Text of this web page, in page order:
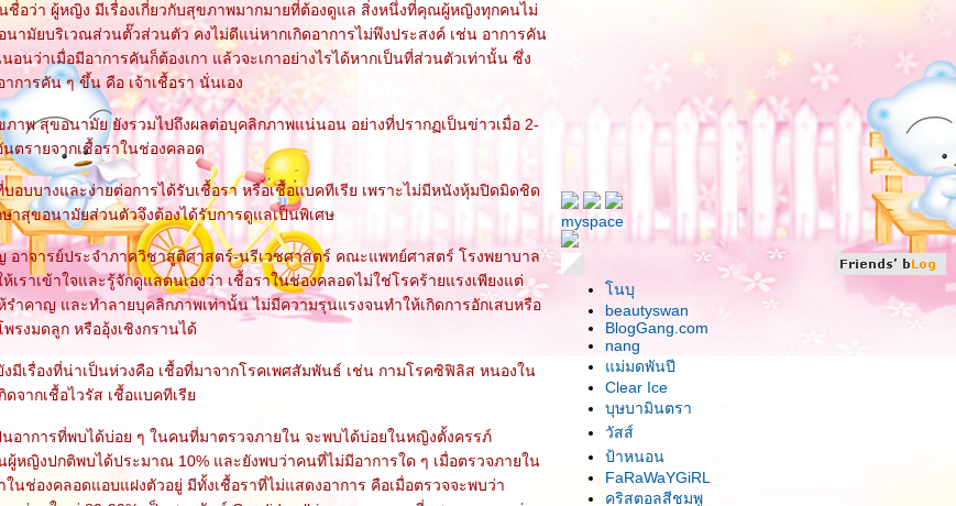
ชื่อว่า ผู้หญิง มีเรื่องเกี่ยวกับสุขภาพมากมายที่ต้องดูแล สิ่งหนึ่งที่คุณผู้หญิงทุกคนไม่
นามัยบริเวณส่วนตั๊วส่วนตัว คงไม่ดีแน่หากเกิดอาการไม่พึงประสงค์ เช่น อาการคัน
นว่าเมื่อมีอาการคันก็ต้องเกา แล้วจะเกาอย่างไรได้หากเป็นที่ส่วนตัวเท่านั้น ซึ่ง
าการคัน ๆ ขึ้น คือ เจ้าเชื้อรา นั่นเอง
าพ สุขอนามัย ยังรวมไปถึงผลต่อบุคลิกภาพแน่นอน อย่างที่ปรากฏเป็นข่าวเมื่อ 2-
ตรายจากเชื้อราในช่องคลอด
อบบางและง่ายต่อการได้รับเชื้อรา หรือเชื้อแบคทีเรีย เพราะไม่มีหนังหุ้มปิดมิดชิด
ษาสุขอนามัยส่วนตัวจึงต้องได้รับการดูแลเป็นพิเศษ
อาจารย์ประจำภาควิชาสูติศาสตร์-นรีเวชศาสตร์ คณะแพทย์ศาสตร์ โรงพยาบาล
เราเข้าใจและรู้จักดูแลตนเองว่า เชื้อราในช่องคลอดไม่ใช่โรคร้ายแรงเพียงแต่
รำคาญ และทำลายบุคลิกภาพเท่านั้น ไม่มีความรุนแรงจนทำให้เกิดการอักเสบหรือ
รงมดลูก หรืออุ้งเชิงกรานได้
เรื่องที่น่าเป็นห่วงคือ เชื้อที่มาจากโรคเพศสัมพันธ์ เช่น กามโรคซิฟิลิส หนองใน
จากเชื้อไวรัส เชื้อแบคทีเรี
นอาการที่พบได้บ่อย ๆ ในคนที่มาตรวจภายใน จะพบได้บ่อยในหญิงตั้งครรภ์
หญิงปกติพบได้ประมาณ 10% และยังพบว่าคนที่ไม่มีอาการใด ๆ เมื่อตรวจภายใน
ในช่องคลอดแอบแฝงตัวอยู่ มีทั้งเชื้อราที่ไม่แสดงอาการ คือเมื่อตรวจจะพบว่า
myspace
นบุ
beautyswan
BlogGang.com
nang
ม่มดพันปี
Clear Ice
บุษบามินตรา
วัสส์
ป้าหนอน
FaRaWaYGiRL
คริสตอลสีชมพู